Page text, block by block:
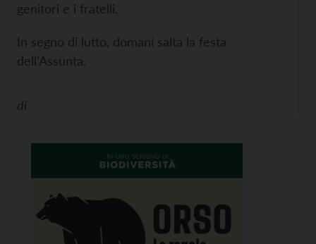
genitori e i fratelli.
In segno di lutto, domani salta la festa
dell’Assunta.
di